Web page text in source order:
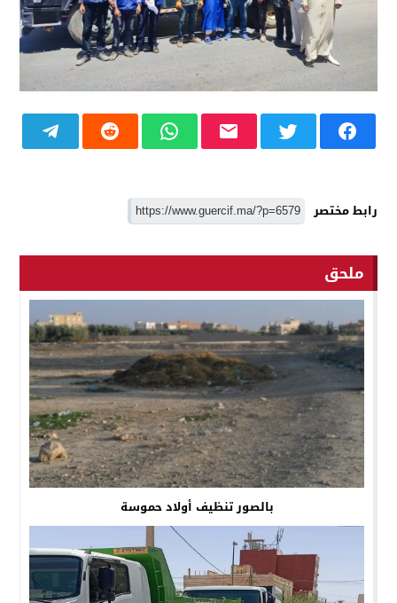
رابط مختصر
ملحق
بالصور تنظيف أولاد حموسة